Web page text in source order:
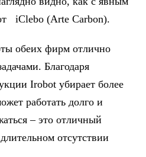
iClebo (Arte Carbon).
обеих фирм отлично
Благодаря
Irobot убирает более
работать долго и
– это отличный
отсутствии